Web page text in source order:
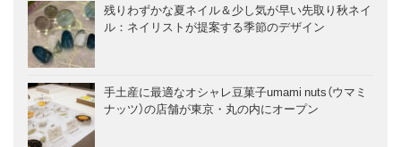
残りわずかな夏ネイル＆少し気が早い先取り秋ネイ
ル：ネイリストが提案する季節のデザイン
手土産に最適なオシャレ豆菓子umami nuts（ウマミ
ナッツ）の店舗が東京・丸の内にオープン